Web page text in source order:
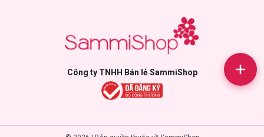
Công ty TNHH Bán lẻ SammiShop